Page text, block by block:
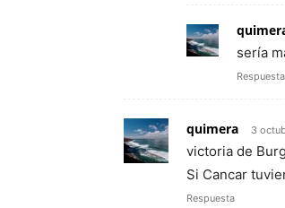
sería
Respuesta
quimera 3
victoria de
Si Cancar
Respuesta